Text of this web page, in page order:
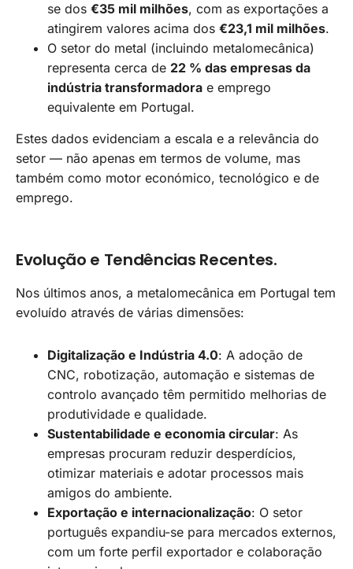
se dos €35 mil milhões, com as exportações a
atingirem valores acima dos €23,1 mil milhões.
O setor do metal (incluindo metalomecânica)
representa cerca de 22 % das empresas da
indústria transformadora e emprego
equivalente em Portugal.
Estes dados evidenciam a escala e a relevância do
setor — não apenas em termos de volume, mas
também como motor económico, tecnológico e de
emprego.
Evolução e Tendências Recentes.
Nos últimos anos, a metalomecânica em Portugal tem
evoluído através de várias dimensões:
Digitalização e Indústria 4.0: A adoção de
CNC, robotização, automação e sistemas de
controlo avançado têm permitido melhorias de
produtividade e qualidade.
Sustentabilidade e economia circular: As
empresas procuram reduzir desperdícios,
otimizar materiais e adotar processos mais
amigos do ambiente.
Exportação e internacionalização: O setor
português expandiu-se para mercados externos,
com um forte perfil exportador e colaboração